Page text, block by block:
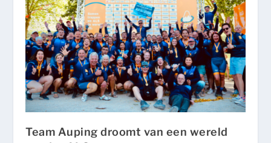
Team Auping droomt van een wereld